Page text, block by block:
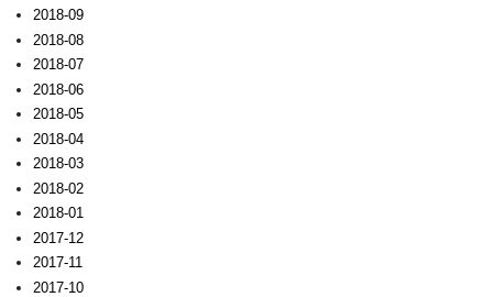
2018-09
2018-08
2018-07
2018-06
2018-05
2018-04
2018-03
2018-02
2018-01
2017-12
2017-11
2017-10